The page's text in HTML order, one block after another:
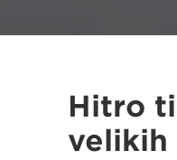
Hitro
velikih